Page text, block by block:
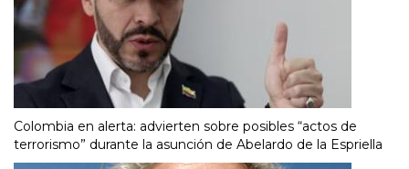
Colombia en alerta: advierten sobre posibles “actos de
terrorismo” durante la asunción de Abelardo de la Espriella